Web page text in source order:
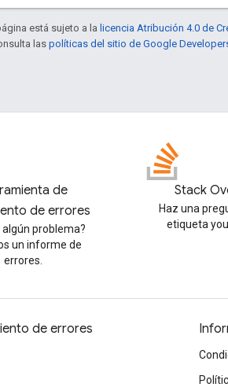
está sujeto a la licencia Atribución 4.0 de
laspolíticas del sitio de Google
de
de errores
algún problema?
un informe de
errores.
Stack
Haz una
etiqueta
de errores